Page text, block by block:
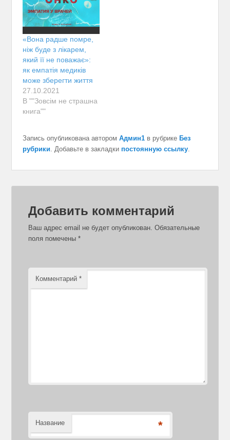
«Вона радше помре,
ніж буде з лікарем,
який її не поважає»:
як емпатія медиків
може зберегти життя
27.10.2021
В ""Зовсім не страшна
книга""
Запись опубликована автором Админ1в рубрике Без
рубрики. Добавьте в закладки постоянную ссылку.
Добавить комментарий
Ваш адрес email не будет опубликован. Обязательные
поля помечены*
Комментарий*
Название *